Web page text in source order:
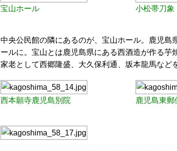
宝山ホール 小松帯刀象
中央公民館の隣にあるのが、宝山ホール。鹿児
ールに。宝山とは鹿児島県にある西酒造が作る
家老として西郷隆盛、大久保利通、坂本龍馬など
西本願寺鹿児島別院 鹿児島東郵